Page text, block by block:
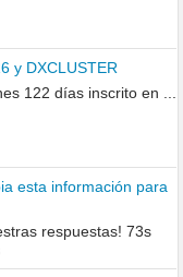
y DXCLUSTER
122 días inscrito en ...
esta información para
respuestas! 73s